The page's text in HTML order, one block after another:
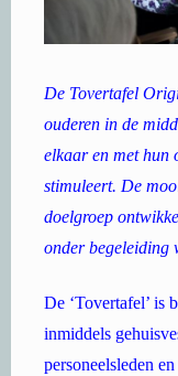
De Tovertafel
ouderen in de
elkaar en met hun
stimuleert. De
doelgroep
onder begeleiding
De ‘Tovertafel’ is
inmiddels
personeelsleden